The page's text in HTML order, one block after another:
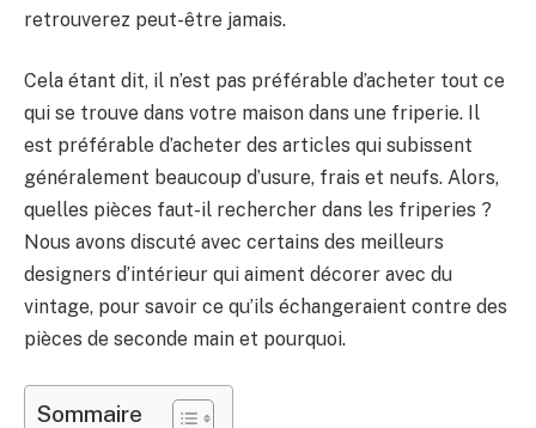
retrouverez peut-être jamais.
Cela étant dit, il n’est pas préférable d’acheter tout ce
qui se trouve dans votre maison dans une friperie. Il
est préférable d’acheter des articles qui subissent
généralement beaucoup d’usure, frais et neufs. Alors,
quelles pièces faut-il rechercher dans les friperies ?
Nous avons discuté avec certains des meilleurs
designers d’intérieur qui aiment décorer avec du
vintage, pour savoir ce qu’ils échangeraient contre des
pièces de seconde main et pourquoi.
Sommaire